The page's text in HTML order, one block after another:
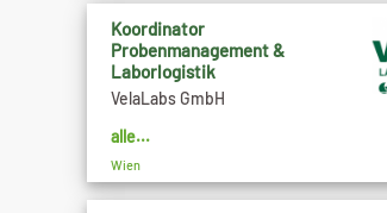
Koordinator
Probenmanagement &
Laborlogistik
VelaLabs GmbH
alle...
Wien